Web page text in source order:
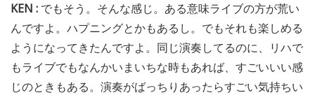
KEN : でもそう。そんな感じ。ある意味ライブの方が荒い
んですよ。ハプニングとかもあるし。でもそれも楽しめる
ようになってきたんですよ。同じ演奏してるのに、リハで
もライブでもなんかいまいちな時もあれば、すごいいい感
じのときもある。演奏がばっちりあったらすごい気持ちい